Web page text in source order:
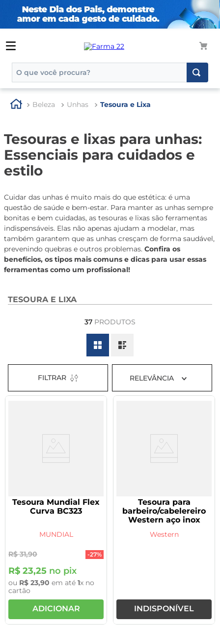
TERMOS MAIS BUSCADOS
1º
tadalafila
3º
generico
4º
aptamil
5º
nutridrink
6º
rosuvastatina
7º
dipirona
8º
tadalafila 5mg
9º
rivaroxabana 20mg
10º vitamina
Beleza Unhas Tesoura e Lixa
Tesouras e lixas para unhas:
Essenciais para cuidados e
estilo
Cuidar das unhas é muito mais do que estética: é uma
questão de saúde e bem-estar. Para manter as unhas sempre
bonitas e bem cuidadas, as tesouras e lixas são ferramentas
indispensáveis. Elas não apenas ajudam a modelar, mas
também garantem que as unhas cresçam de forma saudável,
prevenindo quebras e outros problemas. Confira os
benefícios, os tipos mais comuns e dicas para usar essas
ferramentas como um profissional!
TESOURA E LIXA
37 PRODUTOS
FILTRAR RELEVÂNCIA
Tesoura Mundial Flex
Curva BC323
MUNDIAL
R$ 31,90 -27%
R$ 23,25 no pix
ou R$ 23,90 em até 1x no
cartão
ADICIONAR
Tesoura para
barbeiro/cabelereiro
Western aço inox
Western
INDISPONÍVEL